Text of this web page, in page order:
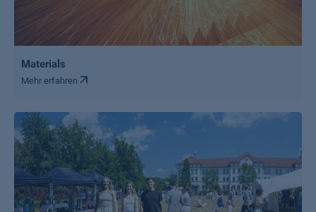
Materials
Mehr erfahren